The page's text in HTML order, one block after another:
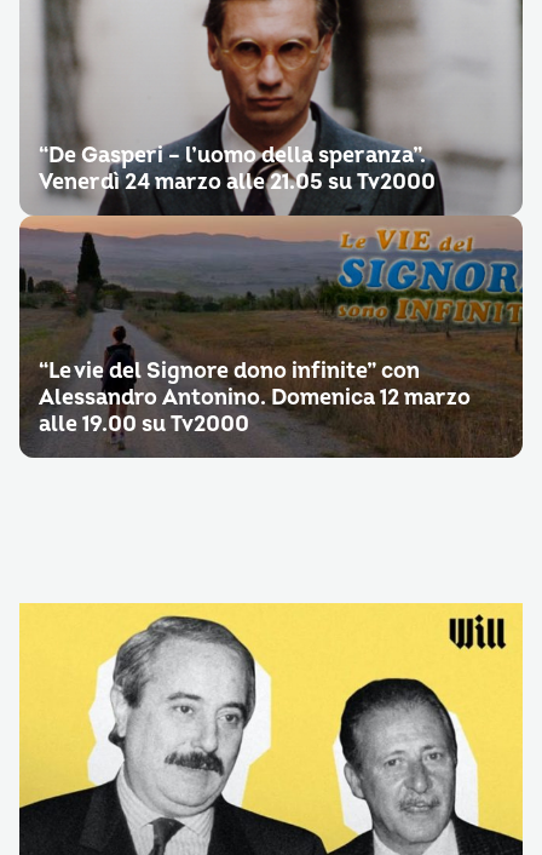
“De Gasperi – l’uomo della speranza”.
Venerdì 24 marzo alle 21.05 su Tv2000
“Le vie del Signore dono infinite” con
Alessandro Antonino. Domenica 12 marzo
alle 19.00 su Tv2000